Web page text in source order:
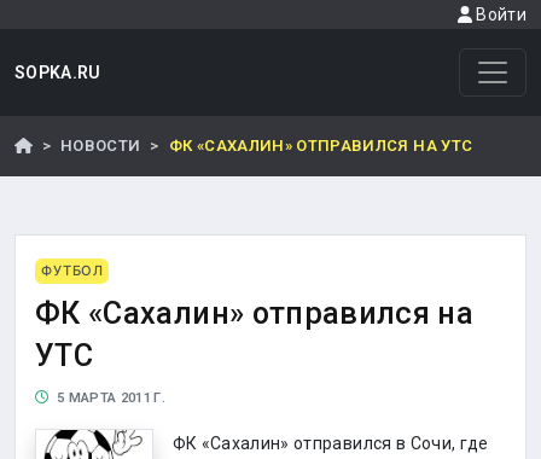
Войти
SOPKA.RU
НОВОСТИ ФК «САХАЛИН» ОТПРАВИЛСЯ НА УТС
ФУТБОЛ
ФК «Сахалин» отправился на
УТС
5 МАРТА 2011 Г.
ФК «Сахалин» отправился в Сочи, где